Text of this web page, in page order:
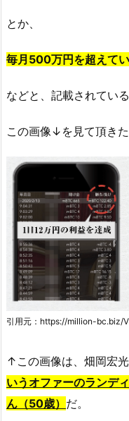
とか、
毎月500万円を超えて
などと、記載されてい
この画像↓を見て頂きた
引用元：https://million-bc.biz/
↑この画像は、畑岡宏
いうオファーのランデ
ん（50歳） だ。